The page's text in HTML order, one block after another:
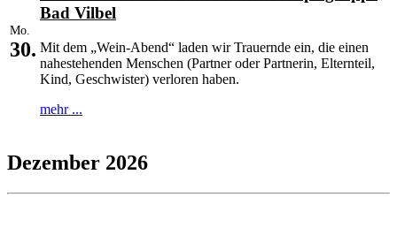
Mo.
30.
Bad Vilbel
Mit dem „Wein-Abend“ laden wir Trauernde ein, die einen
nahestehenden Menschen (Partner oder Partnerin, Elternteil,
Kind, Geschwister) verloren haben.
mehr ...
Dezember 2026